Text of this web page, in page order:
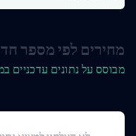
מחירים לפי מספר
מבוסס על נתונים עדכניים במהלך 12 החודשים